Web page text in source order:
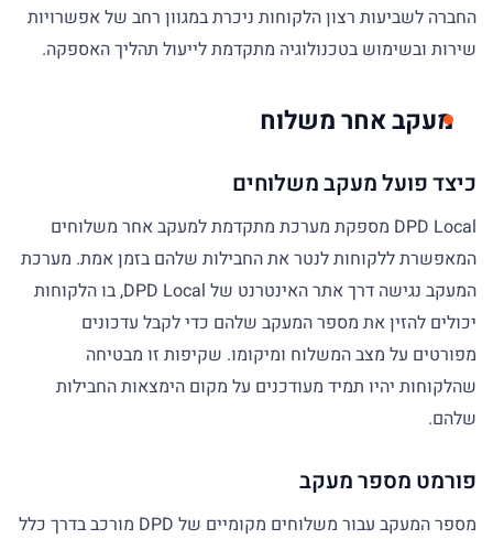
החברה לשביעות רצון הלקוחות ניכרת במגוון רחב של אפשרויות
שירות ובשימוש בטכנולוגיה מתקדמת לייעול תהליך האספקה.
מעקב אחר משלוח
כיצד פועל מעקב משלוחים
DPD Local מספקת מערכת מתקדמת למעקב אחר משלוחים
המאפשרת ללקוחות לנטר את החבילות שלהם בזמן אמת. מערכת
המעקב נגישה דרך אתר האינטרנט של DPD Local, בו הלקוחות
יכולים להזין את מספר המעקב שלהם כדי לקבל עדכונים
מפורטים על מצב המשלוח ומיקומו. שקיפות זו מבטיחה
שהלקוחות יהיו תמיד מעודכנים על מקום הימצאות החבילות
שלהם.
פורמט מספר מעקב
מספר המעקב עבור משלוחים מקומיים של DPD מורכב בדרך כלל